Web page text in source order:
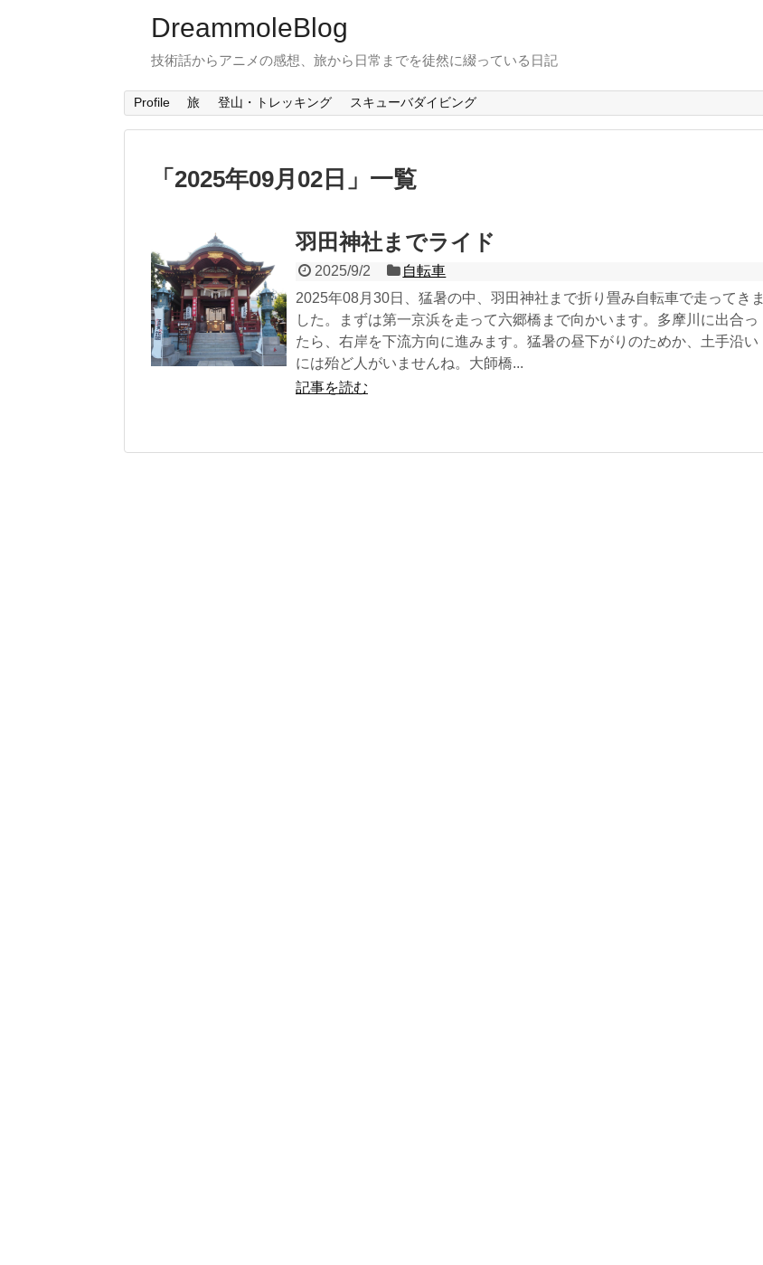
DreammoleBlog
技術話からアニメの感想、旅から日常までを徒然に綴っている日記
Profile 旅 登山・トレッキング スキューバダイビング
「 2025年09月02日 」 一覧
羽田神社までライド
2025/9/2
自転車
2025年08月30日、猛暑の中、羽田神社まで折り畳み自転車で走ってきま
した。まずは第一京浜を走って六郷橋まで向かいます。多摩川に出合っ
たら、右岸を下流方向に進みます。猛暑の昼下がりのためか、土手沿い
には殆ど人がいませんね。大師橋...
記事を読む